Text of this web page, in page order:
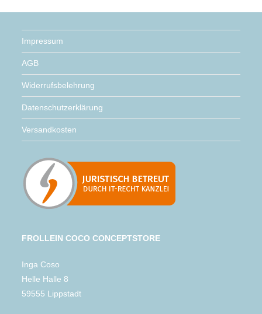
Impressum
AGB
Widerrufsbelehrung
Datenschutzerklärung
Versandkosten
FROLLEIN COCO CONCEPTSTORE
Inga Coso
Helle Halle 8
59555 Lippstadt